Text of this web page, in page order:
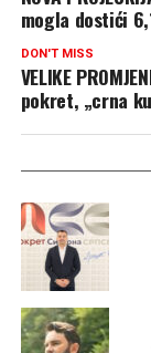
mogla dostići
DON'T MISS
VELIKE
pokret, „crna